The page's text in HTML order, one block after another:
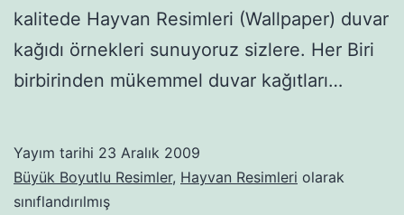
kalitede Hayvan Resimleri (Wallpaper) duvar
kağıdı örnekleri sunuyoruz sizlere. Her Biri
birbirinden mükemmel duvar kağıtları…
Yayım tarihi 23 Aralık 2009
Büyük Boyutlu Resimler, Hayvan Resimleri olarak
sınıflandırılmış